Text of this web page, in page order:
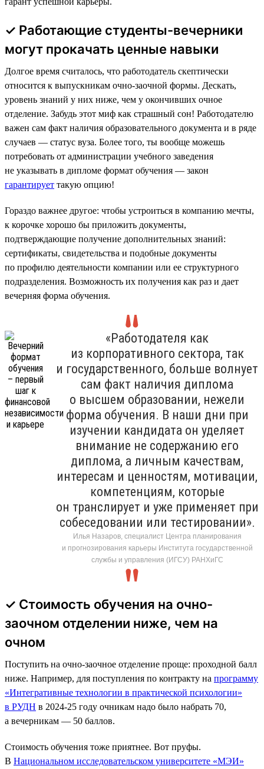
✓ Работающие студенты-вечерники
могут прокачать ценные навыки
Долгое время считалось, что работодатель скептически
относится к выпускникам очно-заочной формы. Дескать,
уровень знаний у них ниже, чем у окончивших очное
отделение. Забудь этот миф как страшный сон! Работодателю
важен сам факт наличия образовательного документа и в ряде
случаев — статус вуза. Более того, ты вообще можешь
потребовать от администрации учебного заведения
не указывать в дипломе формат обучения — закон
гарантирует такую опцию!
Гораздо важнее другое: чтобы устроиться в компанию мечты,
к корочке хорошо бы приложить документы,
подтверждающие получение дополнительных знаний:
сертификаты, свидетельства и подобные документы
по профилю деятельности компании или ее структурного
подразделения. Возможность их получения как раз и дает
вечерняя форма обучения.
«Работодателя как
из корпоративного сектора, так
и государственного, больше волнует
сам факт наличия диплома
о высшем образовании, нежели
форма обучения. В наши дни при
изучении кандидата он уделяет
внимание не содержанию его
диплома, а личным качествам,
интересам и ценностям, мотивации,
компетенциям, которые
он транслирует и уже применяет при
собеседовании или тестировании».
Илья Назаров, специалист Центра планирования
и прогнозирования карьеры Института государственной
службы и управления (ИГСУ) РАНХиГС
✓ Стоимость обучения на очно-
заочном отделении ниже, чем на
очном
Поступить на очно-заочное отделение проще: проходной балл
ниже. Например, для поступления по контракту на программу
«Интегративные технологии в практической психологии»
в РУДН в 2024-25 году очникам надо было набрать 70,
а вечерникам — 50 баллов.
Стоимость обучения тоже приятнее. Вот пруфы.
В Национальном исследовательском университете «МЭИ»